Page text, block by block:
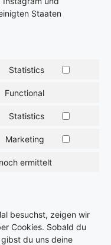
Staaten
Statistics
Functional
Statistics
Marketing
ermittelt
besuchst, zeigen wir
Cookies. Sobald du
gibst du uns deine